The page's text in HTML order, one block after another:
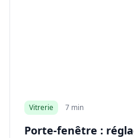
Vitrerie 7 min
Porte-fenêtre :